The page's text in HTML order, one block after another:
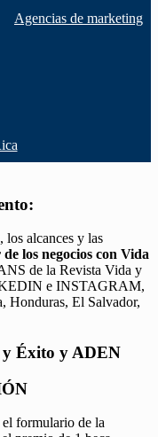
Agencias de marketing
los alcances y las
los negocios con Vida
de la Revista Vida y
e INSTAGRAM,
Honduras, El Salvador,
y Éxito y ADEN
el formulario de la